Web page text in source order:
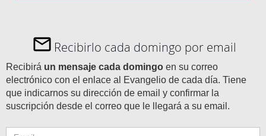
Recibirlo cada domingo por email
Recibirá un mensaje cada domingo en su correo
electrónico con el enlace al Evangelio de cada día. Tiene
que indicarnos su dirección de email y confirmar la
suscripción desde el correo que le llegará a su email.